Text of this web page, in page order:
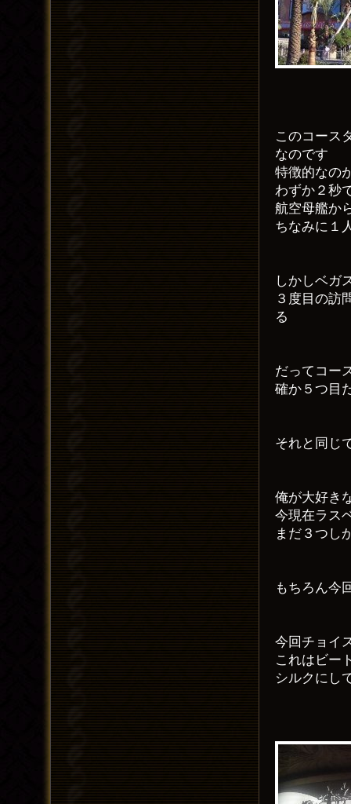
このコース
なのです
特徴的なの
わずか２秒
航空母艦か
ちなみに１
しかしベガ
３度目の訪
る
だってコー
確か５つ目
それと同じ
俺が大好き
今現在ラス
まだ３つし
もちろん今
今回チョイ
これはビー
シルクにし